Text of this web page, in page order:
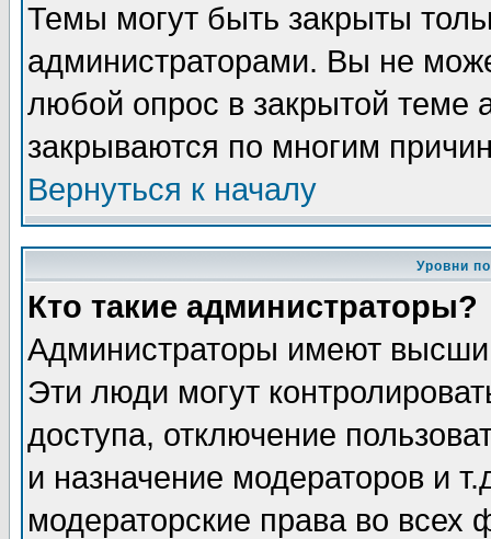
Темы могут быть закрыты
администраторами. Вы не
любой опрос в закрытой теме
закрываются по многим
Вернуться к началу
Уровни
Кто такие администраторы?
Администраторы имеют
Эти люди могут
доступа, отключение
и назначение модераторов и
модераторские права во всех